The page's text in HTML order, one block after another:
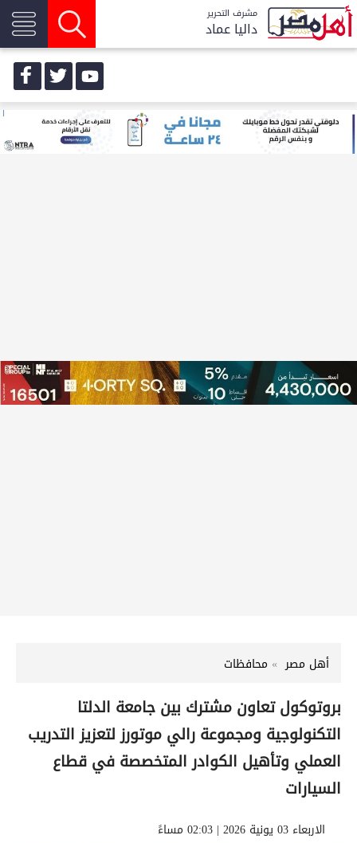
مشرف التحرير
داليا عماد
أهل مصر محافظات
بروتوكول تعاون مشترك بين جامعة الدلتا
التكنولوجية ومجموعة رالي موتورز لتعزيز التدريب
العملي وتأهيل الكوادر المتخصصة في قطاع
السيارات
الاربعاء 03 يونية 2026 | 02:03 مساءً